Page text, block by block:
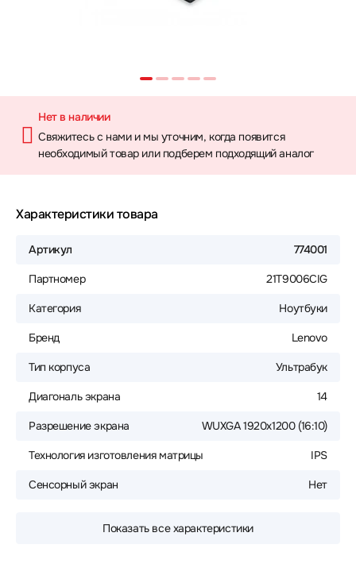
Нет в наличии
Свяжитесь с нами и мы уточним, когда появится
необходимый товар или подберем подходящий аналог
Характеристики товара
Артикул 774001
Партномер 21T9006CIG
Категория Ноутбуки
Бренд Lenovo
Тип корпуса Ультрабук
Диагональ экрана 14
Разрешение экрана WUXGA 1920x1200 (16:10)
Технология изготовления матрицы IPS
Сенсорный экран Нет
Показать все характеристики